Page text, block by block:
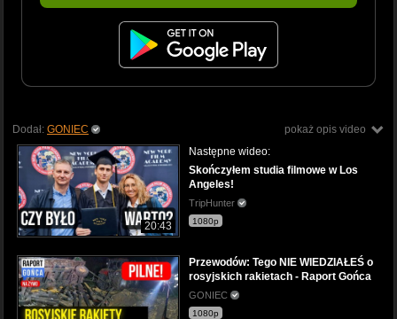
pokaż opis video
Dodał: GONIEC
20:43
Następne wideo:
Skończyłem studia filmowe w Los
Angeles!
TripHunter
1080p
Przewodów: Tego NIE WIEDZIAŁEŚ o
rosyjskich rakietach - Raport Gońca
GONIEC
1080p